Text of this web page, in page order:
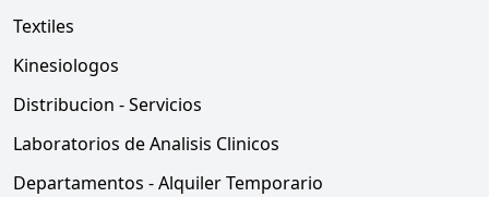
Textiles
Kinesiologos
Distribucion - Servicios
Laboratorios de Analisis Clinicos
Departamentos - Alquiler Temporario